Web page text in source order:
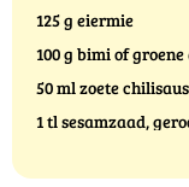
125 g eiermie
100 g bimi of
50 ml zoete chilisaus
1 tl sesamzaad,